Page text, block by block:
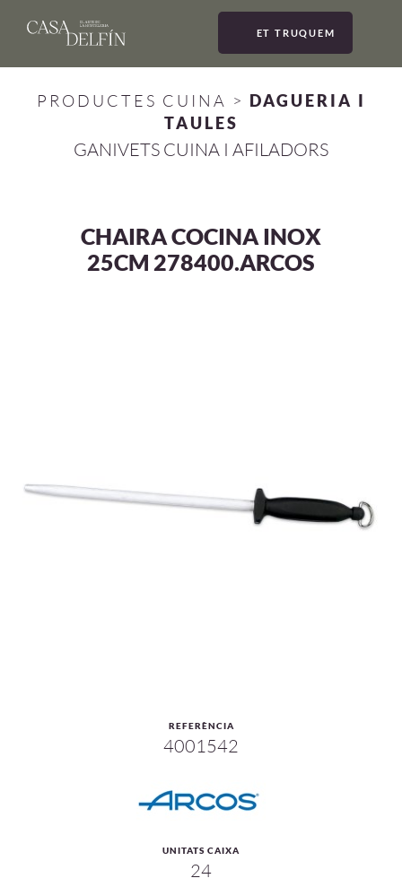
ET TRUQUEM
PRODUCTES CUINA > DAGUERIA I
TAULES
GANIVETS CUINA I AFILADORS
CHAIRA COCINA INOX
25CM 278400.ARCOS
REFERÈNCIA
4001542
UNITATS CAIXA
24